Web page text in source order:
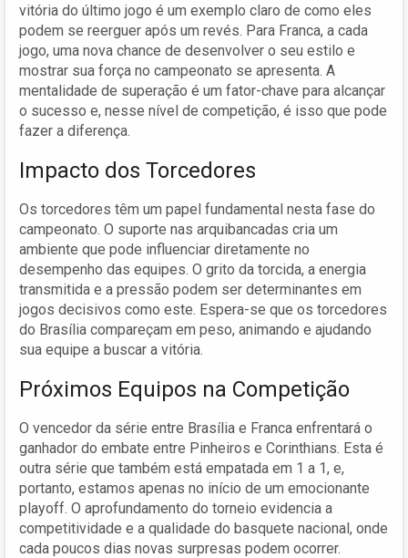
vitória do último jogo é um exemplo claro de como eles
podem se reerguer após um revés. Para Franca, a cada
jogo, uma nova chance de desenvolver o seu estilo e
mostrar sua força no campeonato se apresenta. A
mentalidade de superação é um fator-chave para alcançar
o sucesso e, nesse nível de competição, é isso que pode
fazer a diferença.
Impacto dos Torcedores
Os torcedores têm um papel fundamental nesta fase do
campeonato. O suporte nas arquibancadas cria um
ambiente que pode influenciar diretamente no
desempenho das equipes. O grito da torcida, a energia
transmitida e a pressão podem ser determinantes em
jogos decisivos como este. Espera-se que os torcedores
do Brasília compareçam em peso, animando e ajudando
sua equipe a buscar a vitória.
Próximos Equipos na Competição
O vencedor da série entre Brasília e Franca enfrentará o
ganhador do embate entre Pinheiros e Corinthians. Esta é
outra série que também está empatada em 1 a 1, e,
portanto, estamos apenas no início de um emocionante
playoff. O aprofundamento do torneio evidencia a
competitividade e a qualidade do basquete nacional, onde
cada poucos dias novas surpresas podem ocorrer.